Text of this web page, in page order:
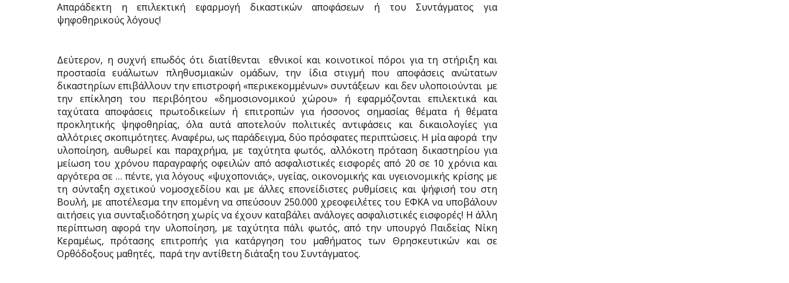
Απαράδεκτη η επιλεκτική εφαρμογή δικαστικών αποφάσεων ή του Συντάγματος για
ψηφοθηρικούς λόγους!
Δεύτερον, η συχνή επωδός ότι διατίθενται
εθνικοί και κοινοτικοί πόροι για τη στήριξη και
προστασία ευάλωτων πληθυσμιακών ομάδων, την ίδια στιγμή που αποφάσεις ανώτατων
δικαστηρίων επιβάλλουν την επιστροφή «περικεκομμένων» συντάξεων και δεν υλοποιούνται με
την επίκληση του περιβόητου «δημοσιονομικού χώρου» ή εφαρμόζονται επιλεκτικά και
ταχύτατα αποφάσεις πρωτοδικείων ή επιτροπών για ήσσονος σημασίας θέματα ή θέματα
προκλητικής ψηφοθηρίας, όλα αυτά αποτελούν πολιτικές αντιφάσεις και δικαιολογίες για
αλλότριες σκοπιμότητες. Αναφέρω, ως παράδειγμα, δύο πρόσφατες περιπτώσεις. Η μία αφορά την
υλοποίηση, αυθωρεί και παραχρήμα, με ταχύτητα φωτός, αλλόκοτη πρόταση δικαστηρίου για
μείωση του χρόνου παραγραφής οφειλών από ασφαλιστικές εισφορές από 20 σε 10 χρόνια και
αργότερα σε … πέντε, για λόγους «ψυχοπονιάς», υγείας, οικονομικής και υγειονομικής κρίσης με
τη σύνταξη σχετικού νομοσχεδίου και με άλλες επονείδιστες ρυθμίσεις και ψήφισή του στη
Βουλή, με αποτέλεσμα την επομένη να σπεύσουν 250.000 χρεοφειλέτες του ΕΦΚΑ να υποβάλουν
αιτήσεις για συνταξιοδότηση χωρίς να έχουν καταβάλει ανάλογες ασφαλιστικές εισφορές! Η άλλη
περίπτωση αφορά την υλοποίηση, με ταχύτητα πάλι φωτός, από την υπουργό Παιδείας Νίκη
Κεραμέως, πρότασης επιτροπής για κατάργηση του μαθήματος των Θρησκευτικών και σε
Ορθόδοξους μαθητές, παρά την αντίθετη διάταξη του Συντάγματος.